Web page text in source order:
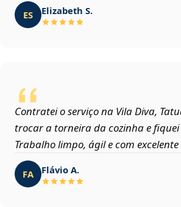
ES Elizabeth S.
Contratei o serviço na Vila Diva,
trocar a torneira da cozinha e
Trabalho limpo, ágil e com
FA Flávio A.